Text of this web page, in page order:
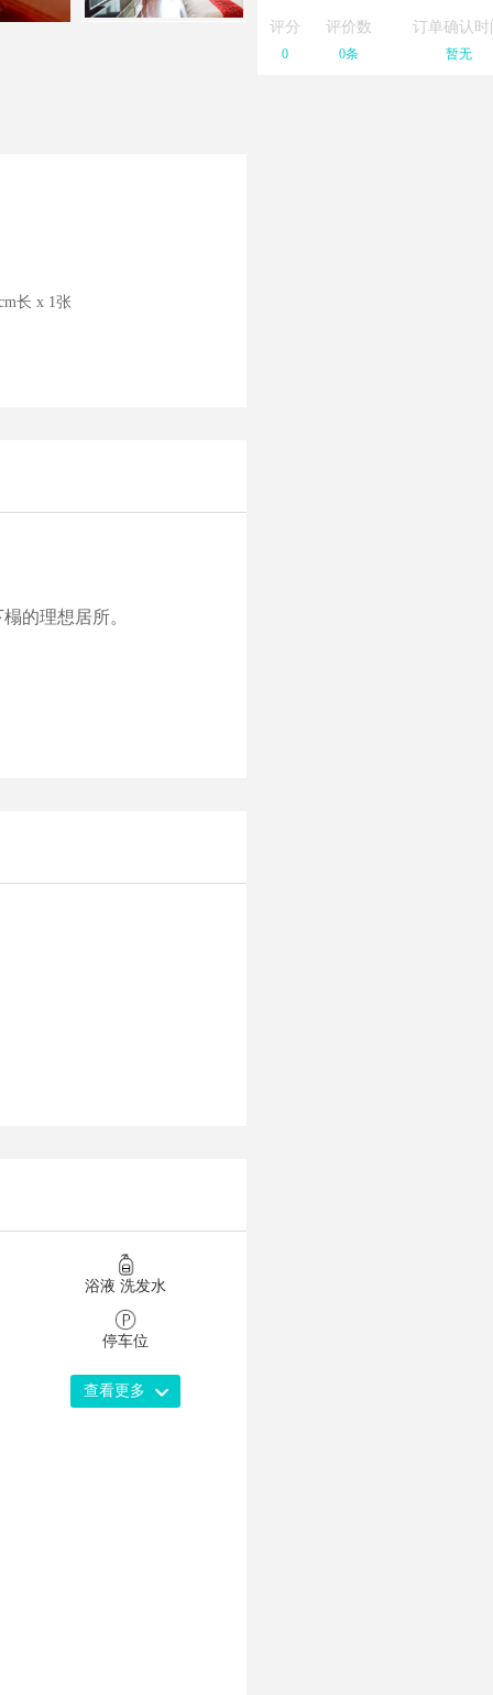
长 x 1张
的理想居所。
浴液 洗发水
停车位
暖气
查看更多
评分
0
评价数
0条
订单确认时
暂无